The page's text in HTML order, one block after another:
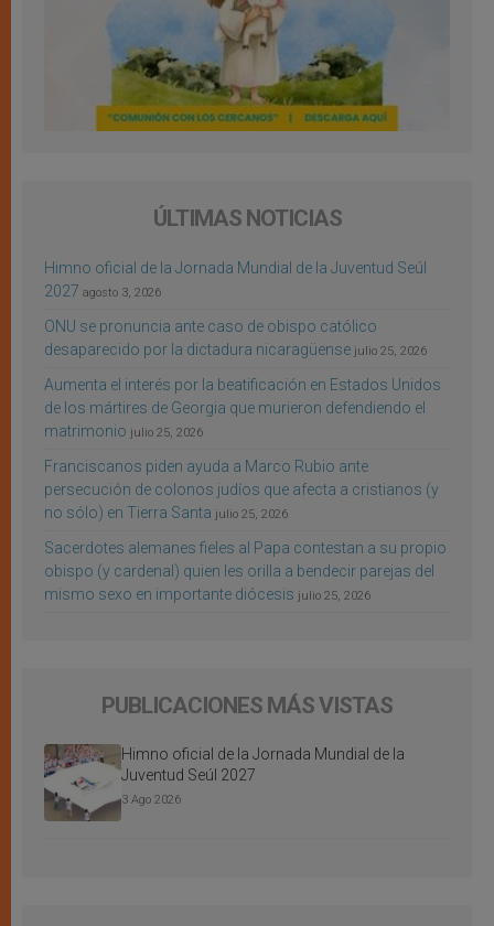
ÚLTIMAS NOTICIAS
Himno oficial de la Jornada Mundial de la Juventud Seúl
2027 agosto 3, 2026
ONU se pronuncia ante caso de obispo católico
desaparecido por la dictadura nicaragüense julio 25, 2026
Aumenta el interés por la beatificación en Estados Unidos
de los mártires de Georgia que murieron defendiendo el
matrimonio julio 25, 2026
Franciscanos piden ayuda a Marco Rubio ante
persecución de colonos judíos que afecta a cristianos (y
no sólo) en Tierra Santa julio 25, 2026
Sacerdotes alemanes fieles al Papa contestan a su propio
obispo (y cardenal) quien les orilla a bendecir parejas del
mismo sexo en importante diócesis julio 25, 2026
PUBLICACIONES MÁS VISTAS
Himno oficial de la Jornada Mundial de la
Juventud Seúl 2027
3 Ago 2026